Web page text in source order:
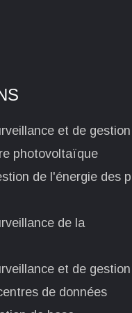
et de
photovoltaïque
de l'énergie des
de la
et de
de données